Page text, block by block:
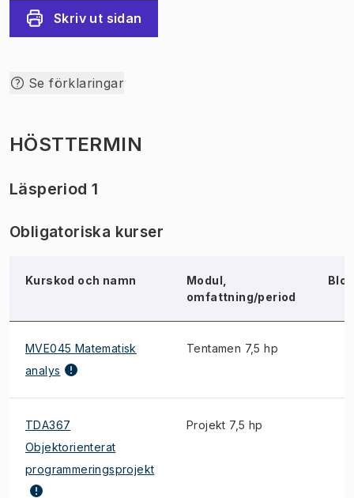
Skriv ut sidan
Se förklaringar
HÖSTTERMIN
Läsperiod 1
Obligatoriska kurser
Kurskod och namn
Modul,
omfattning/period
MVE045 Matematisk
analys
Tentamen 7,5 hp
TDA367
Objektorienterat
programmeringsprojekt
Projekt 7,5 hp